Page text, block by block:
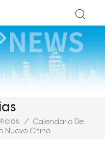
/
Calendario De
Nuevo Chino